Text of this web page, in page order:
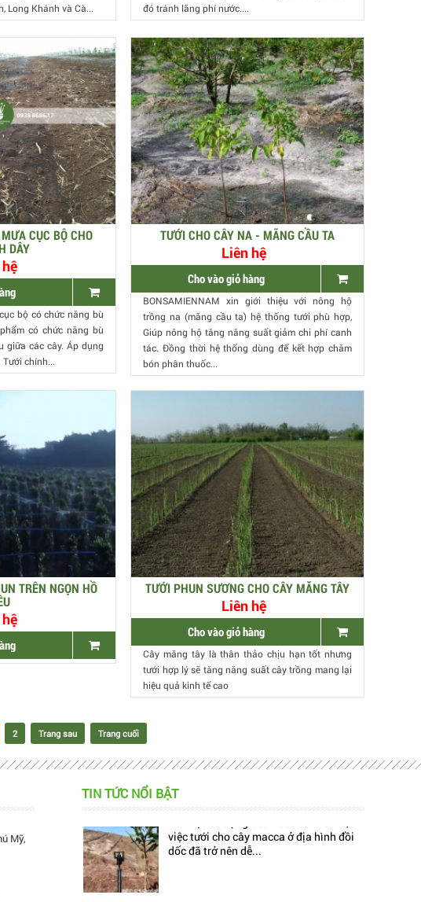
Long Khánh và Cà...
đó tránh lãng phí nước....
CỤC BỘ CHO
DÂY
bộ có chức năng bù
có chức năng bù
giữa các cây. Áp dụng
chính...
TƯỚI CHO CÂY NA - MÃNG CẦU TA
Liên hệ
Cho vào giỏ hàng
BONSAMIENNAM xin giới thiệu với nông hộ
trồng na (mãng cầu ta) hệ thống tưới phù hợp,
Giúp nông hộ tăng năng suất giảm chi phí canh
tác. Đồng thời hệ thống dùng để kết hợp chăm
bón phân thuốc...
TRÊN NGỌN HỒ
TƯỚI PHUN SƯƠNG CHO CÂY MĂNG TÂY
Liên hệ
Cho vào giỏ hàng
Cây măng tây là thân thảo chịu hạn tốt nhưng
tưới hợp lý sẽ tăng năng suất cây trồng mang lại
hiệu quả kinh tế cao
2 Trang sau Trang cuối
Mỹ,
TIN TỨC NỔI BẬT
Hiện nay, trên thị trường đang có rất
nhiều mẫu béc tưới bù áp, làm cho
khách hàng cảm thấy...